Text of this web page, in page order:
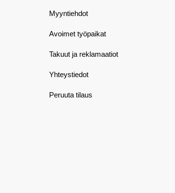
Myyntiehdot
Avoimet työpaikat
Takuut ja reklamaatiot
Yhteystiedot
Peruuta tilaus